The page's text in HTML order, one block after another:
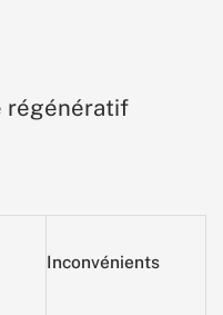
régénératif
Inconvénients